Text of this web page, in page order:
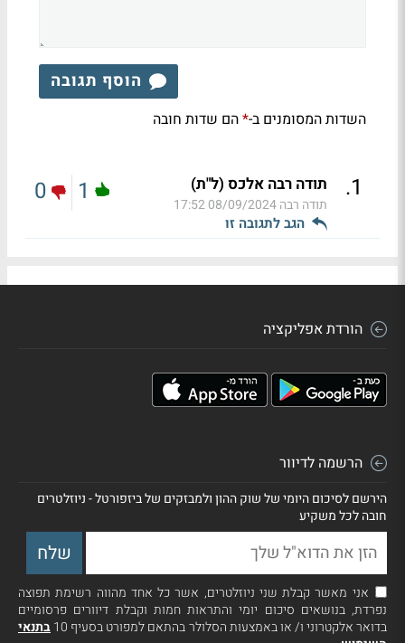
הוסף תגובה
השדות המסומנים ב-*הם שדות חובה
1
. תודה רבה אלכס (ל"ת)
תודה רבה08/09/2024 17:52
הגב לתגובה זו
1
0
הורדת אפליקציה
הרשמה לדיוור
הירשם לסיכום היומי של שוק ההון ולמבזקים של ביזפורטל - ניוזלטרים
חובה לכל משקיע
אני מאשר קבלת שני ניוזלטרים, אשר כל אחד מהווה רשימת תפוצה
נפרדת, בנושאים סיכום יומי והתראות חמות וקבלת דיוורים פרסומיים
בדואר אלקטרוני ו/ או באמצעות הסלולר בהתאם למפורט בסעיף 10
בתנאי